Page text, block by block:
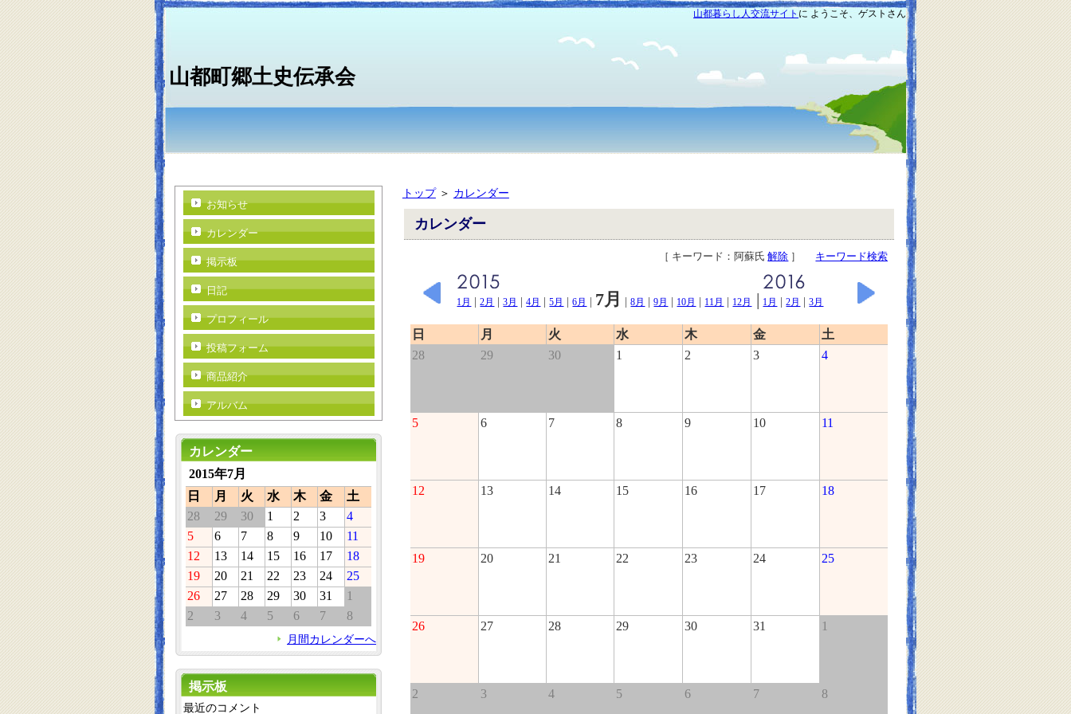
山都暮らし人交流サイト に ようこそ、ゲストさん
山都町郷土史伝承会
トップ＞ カレンダー
カレンダー
［ キーワード：阿蘇氏解除 ］ キーワード検索
1月 |2月 |3月 |4月 |5月 |6月 | 7月 |8月 |9月 | 10月 | 11月 | 12月 | 1月 |2月 |3月
日 月 火 水 木 金
土
28
29 30 1 2 3 4
5 6 7 8 9 10 11
12 13 14 15 16 17 18
19 20 21 22 23 24 25
26 27 28 29 30 31 1
2 3 4 5 6 7 8
お知らせ
カレンダー
掲示板
日記
プロフィール
投稿フォーム
商品紹介
アルバム
カレンダー
2015年7月
日
月 火 水 木 金
土
28
29 30 1 2 3
4
5
6 7 8 9 10
11
12
13 14 15 16 17
18
19
20 21 22 23 24
25
26
27 28 29 30 31
1
2
3 4 5 6 7 8
月間カレンダーへ
掲示板
最近のコメント